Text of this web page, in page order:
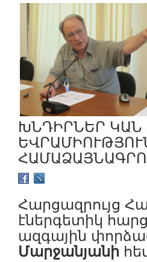
ԽՆԴԻՐՆԵՐ ԿԱՆ
Հարցազրույց
էներգետիկ
ազգային
Մարջանյանի